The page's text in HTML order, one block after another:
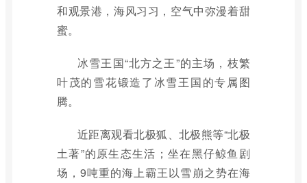
和观景港，海风习习，空气中弥漫着甜
蜜。
冰雪王国“北方之王”的主场，枝繁
叶茂的雪花锻造了冰雪王国的专属图
腾。
近距离观看北极狐、北极熊等“北极
土著”的原生态生活；坐在黑仔鲸鱼剧
场，9吨重的海上霸王以雪崩之势在海